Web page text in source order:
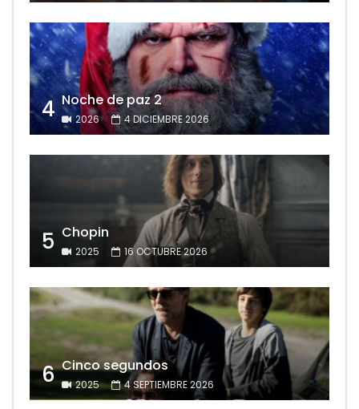
4 Noche de paz 2
2026 4 DICIEMBRE 2026
5 Chopin
2025 16 OCTUBRE 2026
6 Cinco segundos
2025 4 SEPTIEMBRE 2026